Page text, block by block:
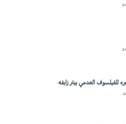
للفيلسوف العدمي بيتر زابفه